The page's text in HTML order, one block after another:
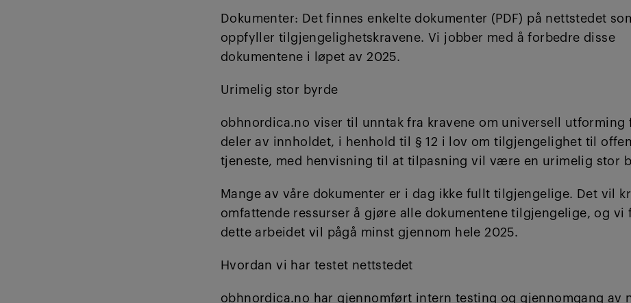
Dokumenter: Det finnes enkelte dokumenter (PDF) på nettstedet
oppfyller tilgjengelighetskravene. Vi jobber med å forbedre disse
dokumentene i løpet av 2025.
Urimelig stor byrde
obhnordica.no viser til unntak fra kravene om universell utforming
deler av innholdet, i henhold til § 12 i lov om tilgjengelighet til
tjeneste, med henvisning til at tilpasning vil være en urimelig stor
Mange av våre dokumenter er i dag ikke fullt tilgjengelige. Det vil
omfattende ressurser å gjøre alle dokumentene tilgjengelige, og vi
dette arbeidet vil pågå minst gjennom hele 2025.
Hvordan vi har testet nettstedet
obhnordica.no har gjennomført intern testing og gjennomgang av